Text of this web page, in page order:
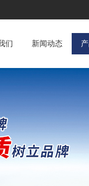
们 新闻动态